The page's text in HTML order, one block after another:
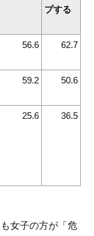
プする
56.6 62.7
59.2 50.6
25.6 36.5
女子の方が「危